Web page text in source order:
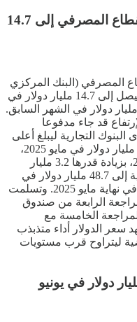
إرتفاع صافي الأصول الأجنبية للقطاع المصرفي إلى 14.7
المصرفي (البنك المركزي
والبنوك التجارية) بنحو 1.2 مليار دولار ليصل إلى 14.7 مليار دولار في
مايو 2025، مقارنة بمستواه البالغ 13.6 مليار دولار في الشهر السابق.
قد جاء مدفوعا
التجارية ليبلغ أعلى
مستوى له منذ فبراير 2021 مسجلا 4.8 مليار دولار في مايو 2025،
مقارنة بـ 1.6 مليار دولار في ابريل 2025، بزيادة قدرها 3.2 مليار
دولار. ووصل صافي الإحتياطيات الدولية إلى 48.7 مليار دولار في
يونيو، مقابل 48.52 مليار دولار أمريكي في نهاية مايو 2025. وتسلمت
بعد المراجعة الرابعة من صندوق
الخامسة مع
الدولار أداء متذبذب
ليتراوح قرب مستويات